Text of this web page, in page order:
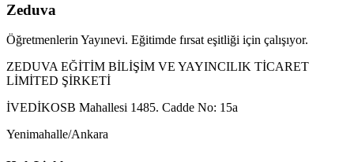
Zeduva
Öğretmenlerin Yayınevi. Eğitimde fırsat eşitliği için çalışıyor.
ZEDUVA EĞİTİM BİLİŞİM VE YAYINCILIK TİCARET
LİMİTED ŞİRKETİ
İVEDİKOSB Mahallesi 1485. Cadde No: 15a
Yenimahalle/Ankara